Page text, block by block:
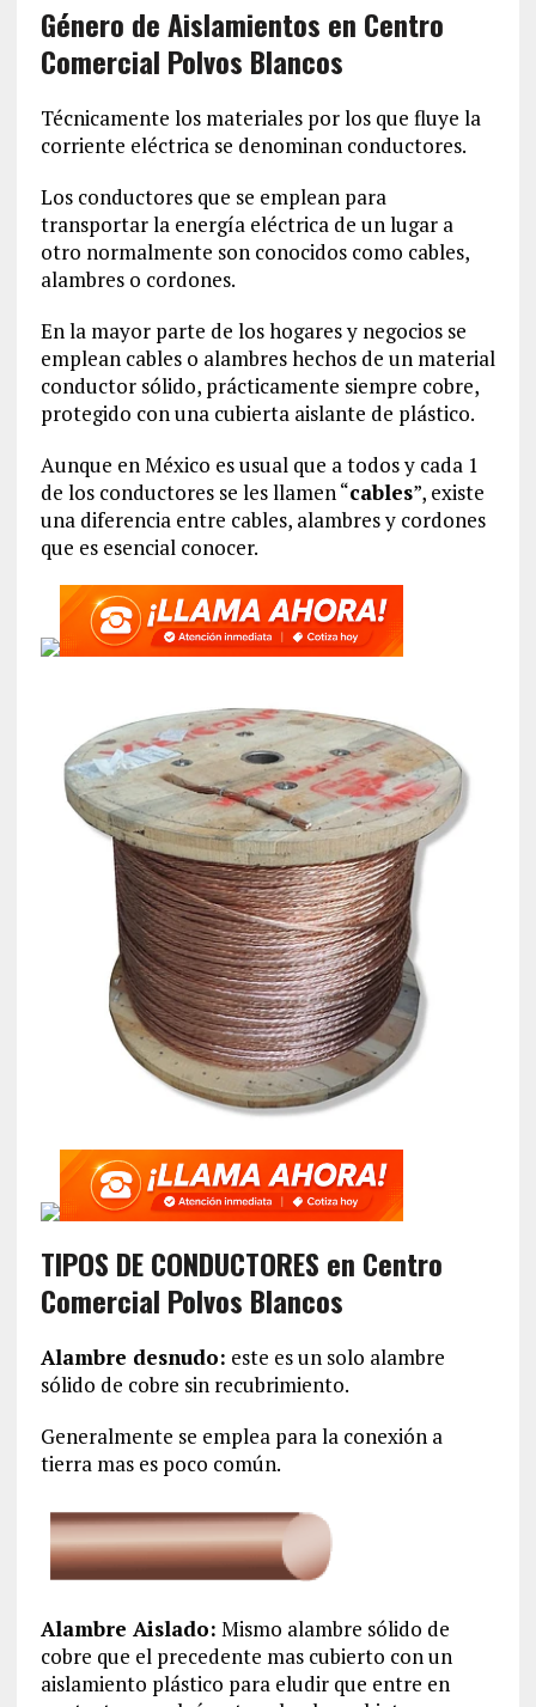
Género de Aislamientos en Centro
Comercial Polvos Blancos
Técnicamente los materiales por los que fluye la
corriente eléctrica se denominan conductores.
Los conductores que se emplean para
transportar la energía eléctrica de un lugar a
otro normalmente son conocidos como cables,
alambres o cordones.
En la mayor parte de los hogares y negocios se
emplean cables o alambres hechos de un material
conductor sólido, prácticamente siempre cobre,
protegido con una cubierta aislante de plástico.
Aunque en México es usual que a todos y cada 1
de los conductores se les llamen “cables”, existe
una diferencia entre cables, alambres y cordones
que es esencial conocer.
TIPOS DE CONDUCTORES en Centro
Comercial Polvos Blancos
Alambre desnudo: este es un solo alambre
sólido de cobre sin recubrimiento.
Generalmente se emplea para la conexión a
tierra mas es poco común.
Alambre Aislado: Mismo alambre sólido de
cobre que el precedente mas cubierto con un
aislamiento plástico para eludir que entre en